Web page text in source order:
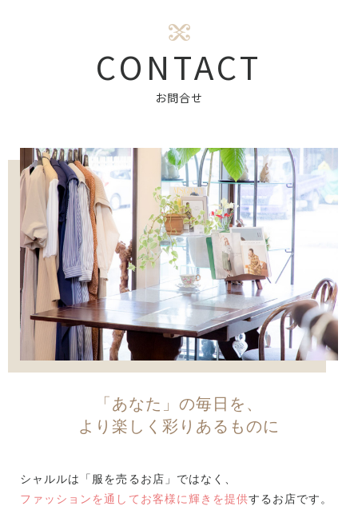
CONTACT
お問合せ
「あなた」の毎日を、
より楽しく彩りあるものに
シャルルは「服を売るお店」ではなく、
ファッションを通してお客様に輝きを提供するお店です。